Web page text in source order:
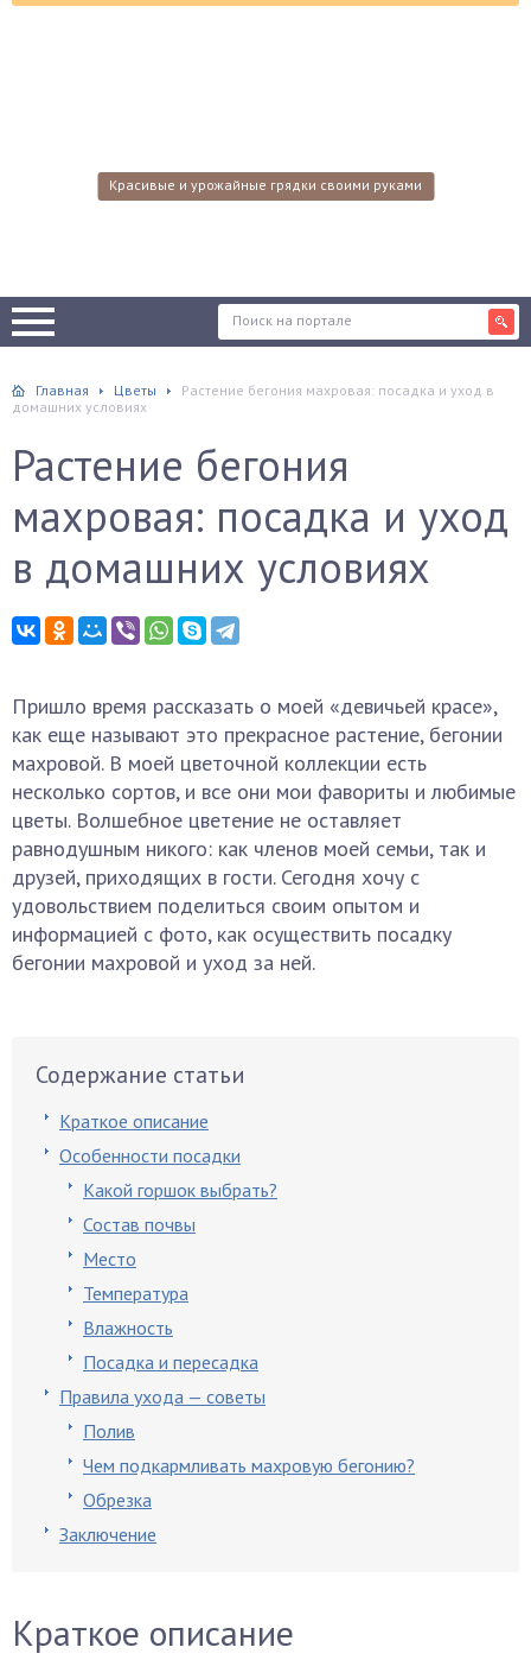
Красивые и урожайные грядки своими руками
Главная Цветы
Растение бегония махровая: посадка и уход в
домашних условиях
Растение бегония
махровая: посадка и уход
в домашних условиях
Пришло время рассказать о моей «девичьей красе»,
как еще называют это прекрасное растение, бегонии
махровой. В моей цветочной коллекции есть
несколько сортов, и все они мои фавориты и любимые
цветы. Волшебное цветение не оставляет
равнодушным никого: как членов моей семьи, так и
друзей, приходящих в гости. Сегодня хочу с
удовольствием поделиться своим опытом и
информацией с фото, как осуществить посадку
бегонии махровой и уход за ней.
Содержание статьи
Краткое описание
Особенности посадки
Какой горшок выбрать?
Состав почвы
Место
Температура
Влажность
Посадка и пересадка
Правила ухода — советы
Полив
Чем подкармливать махровую бегонию?
Обрезка
Заключение
Краткое описание